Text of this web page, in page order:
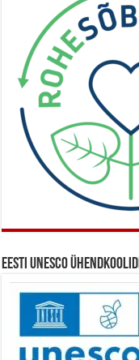
Eesti UNESCO